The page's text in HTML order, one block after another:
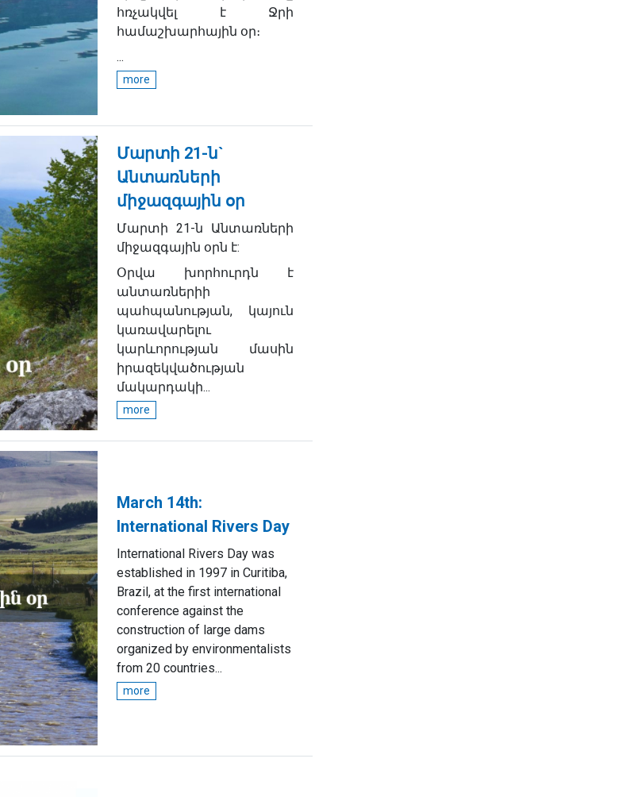
հռչակվել է Ջրի
համաշխարհային օր։
...
more
Մարտի 21-ն`
Անտառների
միջազգային օր
Մարտի 21-ն Անտառների
միջազգային օրն է:
Օրվա խորհուրդն է
անտառներիի
պահպանության, կայուն
կառավարելու
կարևորության մասին
իրազեկվածության
մակարդակի...
more
March 14th:
International Rivers Day
International Rivers Day was
established in 1997 in Curitiba,
Brazil, at the first international
conference against the
construction of large dams
organized by environmentalists
from 20 countries...
more